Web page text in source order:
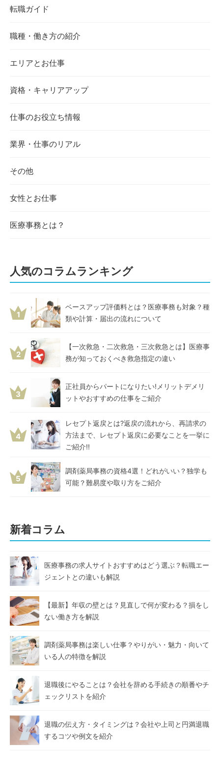
転職ガイド
職種・働き方の紹介
エリアとお仕事
資格・キャリアアップ
仕事のお役立ち情報
業界・仕事のリアル
その他
女性とお仕事
医療事務とは？
人気のコラムランキング
1
ベースアップ評価料とは？医療事務も対象？種
類や計算・届出の流れについて
2
【一次救急・二次救急・三次救急とは】医療事
務が知っておくべき救急指定の違い
3
正社員からパートになりたい!メリットデメリ
ットやおすすめの仕事をご紹介
4
レセプト返戻とは?返戻の流れから、再請求の
方法まで、レセプト返戻に必要なことを一挙に
ご紹介!!
5
調剤薬局事務の資格4選！どれがいい？独学も
可能？難易度や取り方をご紹介
新着コラム
医療事務の求人サイトおすすめはどう選ぶ？転職エー
ジェントとの違いも解説
【最新】年収の壁とは？見直しで何が変わる？損をし
ない働き方を解説
調剤薬局事務は楽しい仕事？やりがい・魅力・向いて
いる人の特徴を解説
退職後にやることは？会社を辞める手続きの順番やチ
ェックリストを紹介
退職の伝え方・タイミングは？会社や上司と円満退職
するコツや例文を紹介